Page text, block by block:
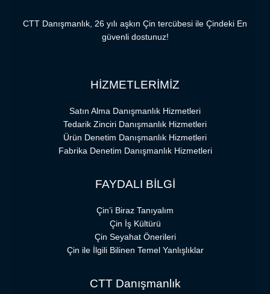
CTT Danışmanlık, 26 yılı aşkın Çin tercübesi ile Çindeki En
güvenli dostunuz!
HİZMETLERİMİZ
Satın Alma Danışmanlık Hizmetleri
Tedarik Zinciri Danışmanlık Hizmetleri
Ürün Denetim Danışmanlık Hizmetleri
Fabrika Denetim Danışmanlık Hizmetleri
FAYDALI BİLGİ
Çin’i Biraz Tanıyalım
Çin İş Kültürü
Çin Seyahat Önerileri
Çin ile İlgili Bilinen Temel Yanlışlıklar
CTT Danışmanlık